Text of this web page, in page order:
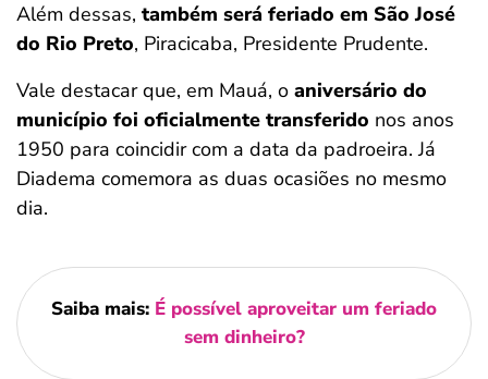
Além dessas, também será feriado em São José
do Rio Preto, Piracicaba, Presidente Prudente.
Vale destacar que, em Mauá, o aniversário do
município foi oficialmente transferido nos anos
1950 para coincidir com a data da padroeira. Já
Diadema comemora as duas ocasiões no mesmo
dia.
Saiba mais: É possível aproveitar um feriado
sem dinheiro?